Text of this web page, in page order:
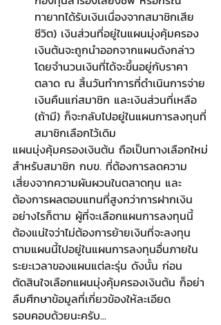
ทายาทได้รับเงินเนื่องจากสมาชิกเสีย
ชีวิต) เงินส่วนที่อยู่ในแผนมุ่งคุ้มครอง
เงินต้นจะถูกนำออกจากแผนดังกล่าว
โดยจำนวนเงินที่ได้จะขึ้นอยู่กับราคา
ตลาด ณ สิ้นวันทำการที่ดำเนินการจ่าย
เงินคืนแก่สมาชิก และเงินส่วนที่เหลือ
(ถ้ามี) ก็จะกลับไปอยู่ในแผนการลงทุนที่
สมาชิกเลือกไว้เดิม
แผนมุ่งคุ้มครองเงินต้น ถือเป็นทางเลือกใหม่
สำหรับสมาชิก กบข. ที่ต้องการลดความ
เสี่ยงจากความผันผวนในตลาดทุน และ
ต้องการผลตอบแทนที่สูงกว่าการฝากเงิน
อย่างไรก็ตาม ผู้ที่จะเลือกแผนการลงทุนนี้
ต้องแน่ใจว่าไม่ต้องการย้ายเงินที่จะลงทุน
ตามแผนนี้ไปอยู่ในแผนการลงทุนอื่นภายใน
ระยะเวลาของแผนแต่ละรุ่น ดังนั้น ก่อน
ตัดสินใจเลือกแผนมุ่งคุ้มครองเงินต้น ก็อย่า
ลืมศึกษาข้อมูลที่เกี่ยวข้องให้ละเอียด
รอบคอบด้วยนะครับ...